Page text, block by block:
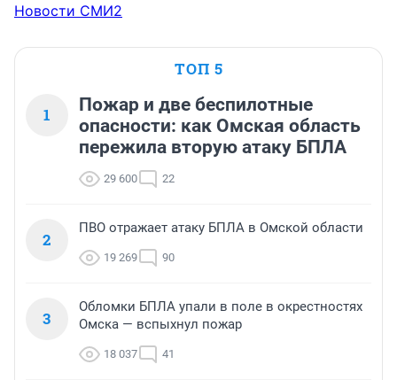
Новости СМИ2
ТОП 5
1
Пожар и две беспилотные
опасности: как Омская область
пережила вторую атаку БПЛА
29 600 22
2
ПВО отражает атаку БПЛА в Омской области
19 269 90
3
Обломки БПЛА упали в поле в окрестностях
Омска — вспыхнул пожар
18 037 41